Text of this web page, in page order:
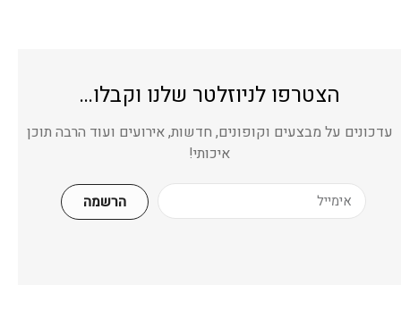
הצטרפו לניוזלטר שלנו וקבלו…
עדכונים על מבצעים וקופונים, חדשות, אירועים ועוד הרבה תוכן
איכותי!
הרשמה